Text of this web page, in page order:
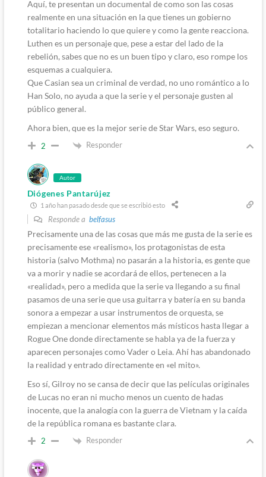
Aquí, te presentan un documental de como son las cosas
realmente en una situación en la que tienes un gobierno
totalitario haciendo lo que quiere y como la gente reacciona.
Luthen es un personaje que, pese a estar del lado de la
rebelión, sabes que no es un buen tipo y claro, eso rompe los
esquemas a cualquiera.
Que Casian sea un criminal de verdad, no uno romántico a lo
Han Solo, no ayuda a que la serie y el personaje gusten al
público general.
Ahora bien, que es la mejor serie de Star Wars, eso seguro.
2 Responder
Autor
Diógenes Pantarújez
1 año han pasado desde que se escribió esto
Responde a belfasus
Precisamente una de las cosas que más me gusta de la serie es
precisamente ese «realismo», los protagonistas de esta
historia (salvo Mothma) no pasarán a la historia, es gente que
va a morir y nadie se acordará de ellos, pertenecen a la
«realidad», pero a medida que la serie va llegando a su final
pasamos de una serie que usa guitarra y batería en su banda
sonora a empezar a usar instrumentos de orquesta, se
empiezan a mencionar elementos más místicos hasta llegar a
Rogue One donde directamente se habla ya de la fuerza y
aparecen personajes como Vader o Leia. Ahí has abandonado
la realidad y entrado directamente en «el mito».
Eso sí, Gilroy no se cansa de decir que las películas originales
de Lucas no eran ni mucho menos un cuento de hadas
inocente, que la analogía con la guerra de Vietnam y la caída
de la república romana es bastante clara.
2 Responder